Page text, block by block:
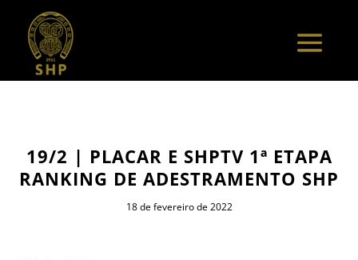
19/2 | PLACAR E SHPTV 1ª ETAPA
RANKING DE ADESTRAMENTO SHP
18 de fevereiro de 2022